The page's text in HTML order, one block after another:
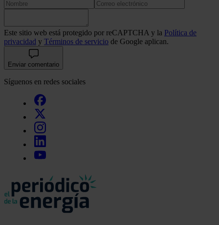
Este sitio web está protegido por reCAPTCHA y la Política de
privacidad y Términos de servicio de Google aplican.
Enviar comentario
Síguenos en redes sociales